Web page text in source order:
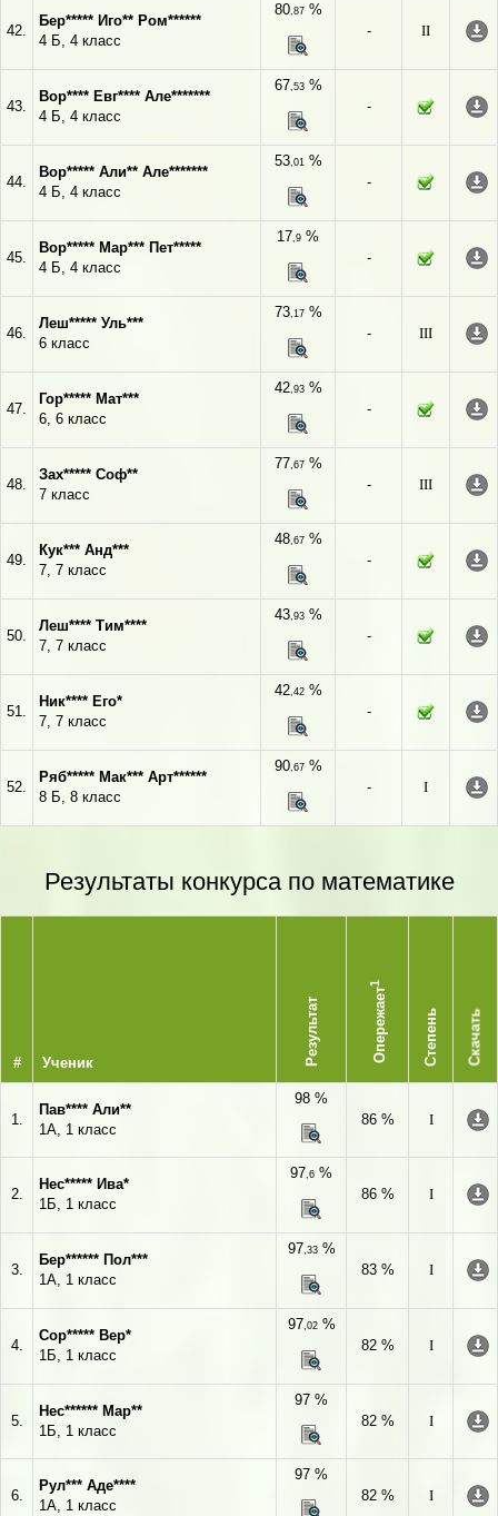
42.
Бер***** Иго** Ром******
4 Б, 4 класс
80,87%
-
II
43.
Вор**** Евг**** Але*******
4 Б, 4 класс
67,53%
-
44.
Вор***** Али** Але*******
4 Б, 4 класс
53,01%
-
45.
Вор***** Мар*** Пет*****
4 Б, 4 класс
17,9 %
-
46.
Леш***** Уль***
6 класс
73,17%
-
III
47.
Гор***** Мат***
6, 6 класс
42,93%
-
48.
Зах***** Соф**
7 класс
77,67%
-
III
49.
Кук*** Анд***
7, 7 класс
48,67%
-
50.
Леш**** Тим****
7, 7 класс
43,93%
-
51.
Ник**** Его*
7, 7 класс
42,42%
-
52.
Ряб***** Мак*** Арт******
8 Б, 8 класс
90,67%
-
I
Результаты конкурса по математике
# Ученик Результат Опережает
1
Степень Скачать
1.
Пав**** Али**
1А, 1 класс
98 %
86 %
I
2.
Нес***** Ива*
1Б, 1 класс
97,6 %
86 %
I
3.
Бер****** Пол***
1А, 1 класс
97,33%
83 %
I
4.
Сор***** Вер*
1Б, 1 класс
97,02%
82 %
I
5.
Нес****** Мар**
1Б, 1 класс
97 %
82 %
I
6.
Рул*** Аде****
1А, 1 класс
97 %
82 %
I